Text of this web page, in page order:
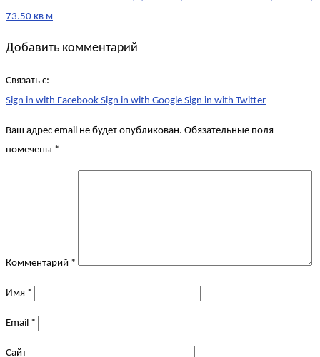
73.50 кв м
Добавить комментарий
Связать с:
Sign in with Facebook Sign in with Google Sign in with Twitter
Ваш адрес email не будет опубликован. Обязательные поля
помечены *
Комментарий *
Имя *
Email *
Сайт